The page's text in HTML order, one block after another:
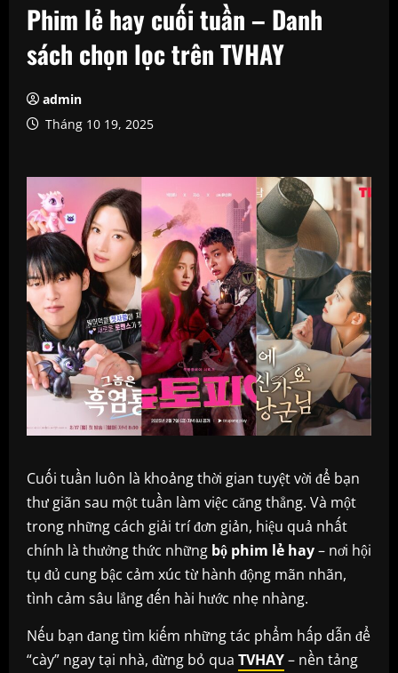
Phim lẻ hay cuối tuần – Danh
sách chọn lọc trên TVHAY
admin
Tháng 10 19, 2025
Cuối tuần luôn là khoảng thời gian tuyệt vời để bạn
thư giãn sau một tuần làm việc căng thẳng. Và một
trong những cách giải trí đơn giản, hiệu quả nhất
chính là thưởng thức những bộ phim lẻ hay– nơi hội
tụ đủ cung bậc cảm xúc từ hành động mãn nhãn,
tình cảm sâu lắng đến hài hước nhẹ nhàng.
Nếu bạn đang tìm kiếm những tác phẩm hấp dẫn để
“cày” ngay tại nhà, đừng bỏ qua TVHAY– nền tảng